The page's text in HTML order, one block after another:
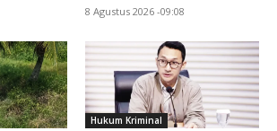
8 Agustus 2026 -09:08
Hukum Kriminal